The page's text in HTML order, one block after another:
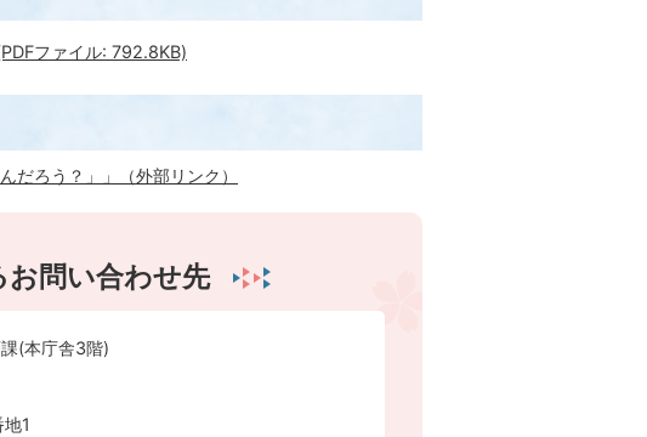
ファイル: 792.8KB)
だろう？」」（外部リンク）
問い合わせ先
(本庁舎3階)
1